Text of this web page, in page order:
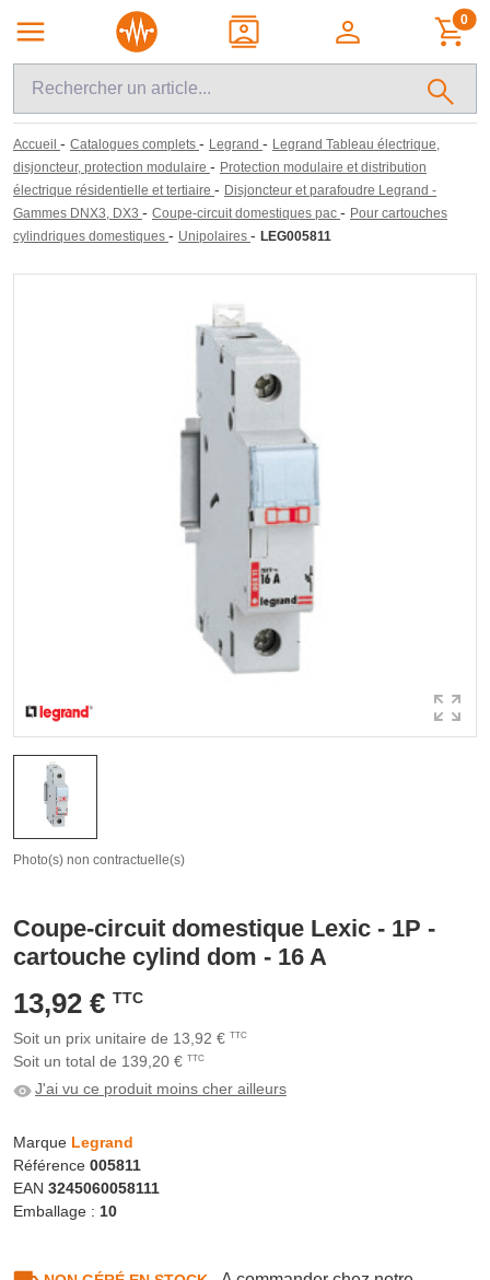
0
Accueil - Catalogues complets - Legrand - Legrand Tableau électrique,
disjoncteur, protection modulaire - Protection modulaire et distribution
électrique résidentielle et tertiaire - Disjoncteur et parafoudre Legrand -
Gammes DNX3, DX3 - Coupe-circuit domestiques pac - Pour cartouches
cylindriques domestiques - Unipolaires - LEG005811
Photo(s) non contractuelle(s)
Coupe-circuit domestique Lexic - 1P -
cartouche cylind dom - 16 A
13,92 € TTC
Soit un prix unitaire de 13,92 € TTC
Soit un total de 139,20 € TTC
J'ai vu ce produit moins cher ailleurs
Marque Legrand
Référence 005811
EAN 3245060058111
Emballage : 10